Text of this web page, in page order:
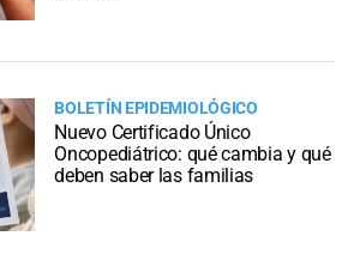
BOLETÍN EPIDEMIOLÓGICO
Nuevo Certificado Único
Oncopediátrico: qué cambia y qué
deben saber las familias